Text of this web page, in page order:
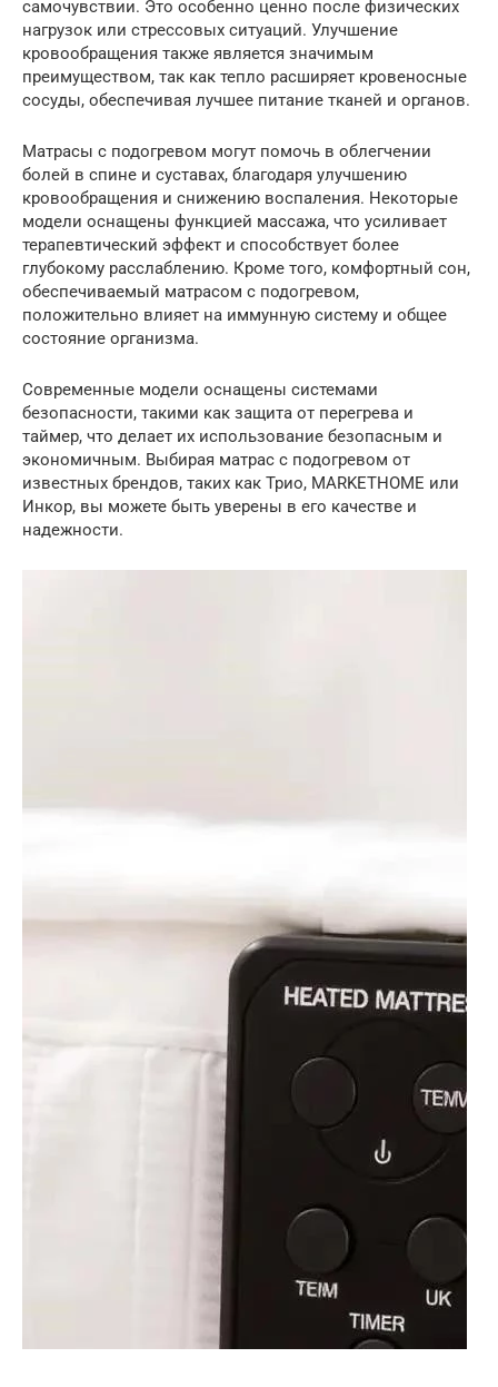
самочувствии. Это особенно ценно после физических
нагрузок или стрессовых ситуаций. Улучшение
кровообращения также является значимым
преимуществом, так как тепло расширяет кровеносные
сосуды, обеспечивая лучшее питание тканей и органов.
Матрасы с подогревом могут помочь в облегчении
болей в спине и суставах, благодаря улучшению
кровообращения и снижению воспаления. Некоторые
модели оснащены функцией массажа, что усиливает
терапевтический эффект и способствует более
глубокому расслаблению. Кроме того, комфортный сон,
обеспечиваемый матрасом с подогревом,
положительно влияет на иммунную систему и общее
состояние организма.
Современные модели оснащены системами
безопасности, такими как защита от перегрева и
таймер, что делает их использование безопасным и
экономичным. Выбирая матрас с подогревом от
известных брендов, таких как Трио, MARKETHOME или
Инкор, вы можете быть уверены в его качестве и
надежности.